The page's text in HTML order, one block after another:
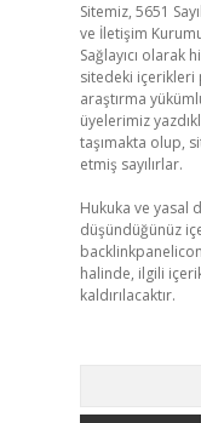
Sitemiz, 5651
ve İletişim
Sağlayıcı olarak
sitedeki
araştırma
üyelerimiz
taşımakta olup,
etmiş sayılırlar.
Hukuka ve yasal
düşündüğünüz
halinde, ilgili
kaldırılacaktır.